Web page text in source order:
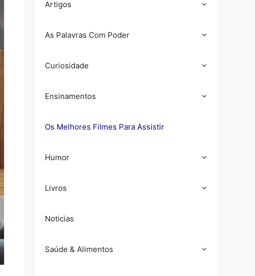
Artigos
As Palavras Com Poder
Curiosidade
Ensinamentos
Os Melhores Filmes Para Assistir
Humor
Livros
Noticias
Saúde & Alimentos